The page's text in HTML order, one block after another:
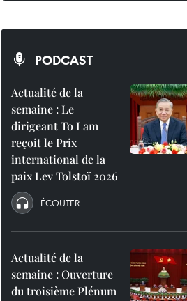
PODCAST
Actualité de la
semaine : Le
dirigeant To Lam
reçoit le Prix
international de la
paix Lev Tolstoï 2026
ÉCOUTER
Actualité de la
semaine : Ouverture
du troisième Plénum